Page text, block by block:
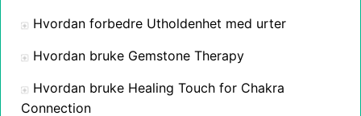
Hvordan forbedre Utholdenhet med urter
Hvordan bruke Gemstone Therapy
Hvordan bruke Healing Touch for Chakra
Connection